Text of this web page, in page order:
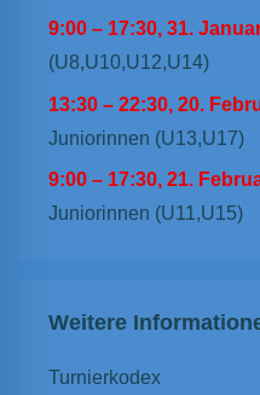
9:00 – 17:30, 31.
(U8,U10,U12,U14)
13:30 – 22:30, 20.
Juniorinnen (U13,U17)
9:00 – 17:30, 21.
Juniorinnen (U11,U15)
Weitere
Turnierkodex